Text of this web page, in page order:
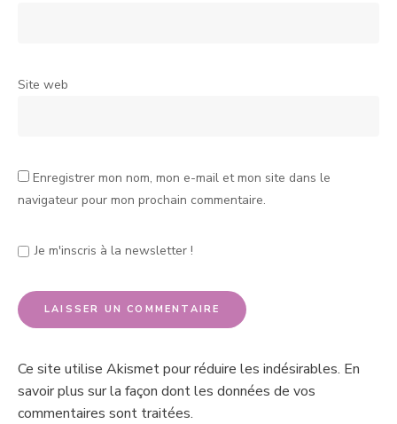
Site web
Enregistrer mon nom, mon e-mail et mon site dans le
navigateur pour mon prochain commentaire.
Je m'inscris à la newsletter !
Ce site utilise Akismet pour réduire les indésirables. En
savoir plus sur la façon dont les données de vos
commentaires sont traitées.